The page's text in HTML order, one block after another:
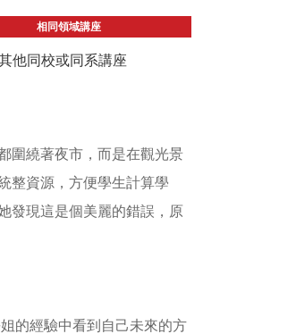
相同領域講座
他同校或同系講座
圍繞著夜市，而是在觀光景
整資源，方便學生計算學
發現這是個美麗的錯誤，原
的經驗中看到自己未來的方